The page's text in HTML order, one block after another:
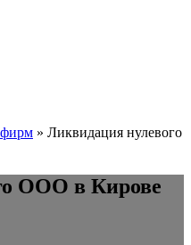
» Ликвидация нулевого
ООО в Кирове